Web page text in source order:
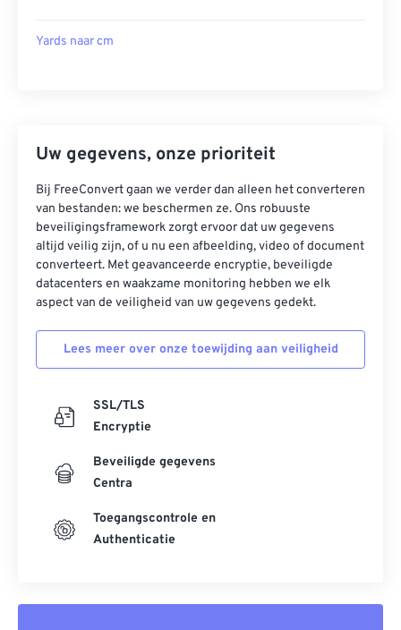
Yards naar cm
Uw gegevens, onze prioriteit
Bij FreeConvert gaan we verder dan alleen het converteren
van bestanden: we beschermen ze. Ons robuuste
beveiligingsframework zorgt ervoor dat uw gegevens
altijd veilig zijn, of u nu een afbeelding, video of document
converteert. Met geavanceerde encryptie, beveiligde
datacenters en waakzame monitoring hebben we elk
aspect van de veiligheid van uw gegevens gedekt.
Lees meer over onze toewijding aan veiligheid
SSL/TLS
Encryptie
Beveiligde gegevens
Centra
Toegangscontrole en
Authenticatie